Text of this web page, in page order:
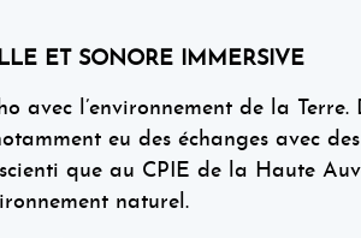
ET SONORE IMMERSIVE
avec l’environnement de la
eu des échanges avec
que au CPIE de la Haute
naturel.